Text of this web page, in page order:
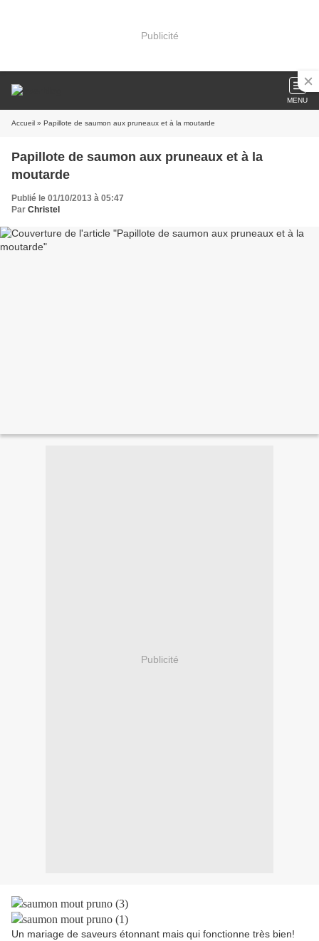
Publicité
MENU
Accueil » Papillote de saumon aux pruneaux et à la moutarde
Papillote de saumon aux pruneaux et à la
moutarde
Publié le 01/10/2013 à 05:47
Par Christel
Publicité
Un mariage de saveurs étonnant mais qui fonctionne très bien!